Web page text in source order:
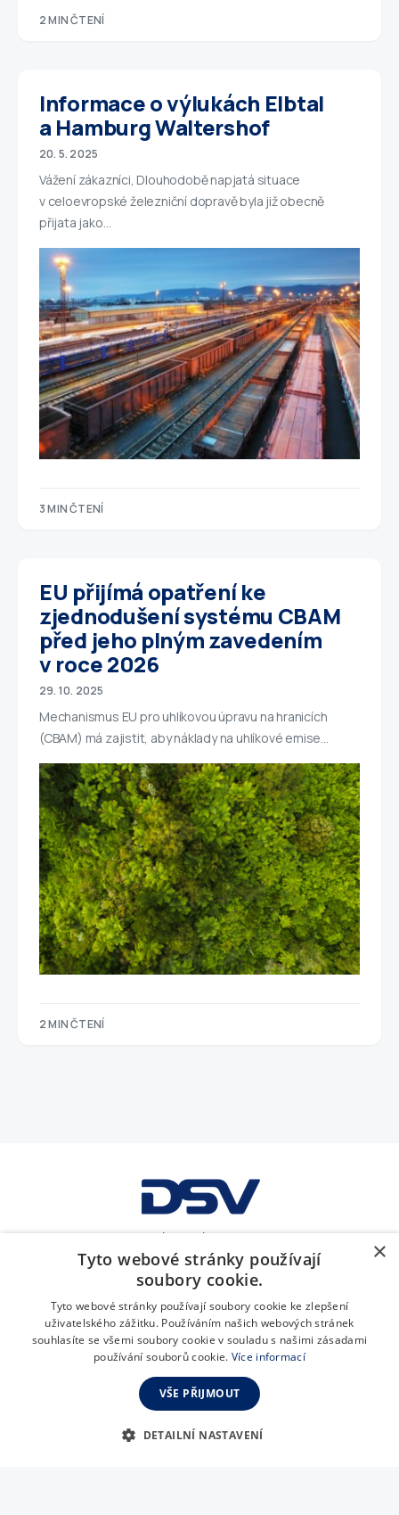
2 MIN ČTENÍ
Informace o výlukách Elbtal
a Hamburg Waltershof
20. 5. 2025
Vážení zákazníci, Dlouhodobě napjatá situace
v celoevropské železniční dopravě byla již obecně
přijata jako…
3 MIN ČTENÍ
EU přijímá opatření ke
zjednodušení systému CBAM
před jeho plným zavedením
v roce 2026
29. 10. 2025
Mechanismus EU pro uhlíkovou úpravu na hranicích
(CBAM) má zajistit, aby náklady na uhlíkové emise…
2 MIN ČTENÍ
GDPR Obchodní podmínky Soubory cookies
DSV Contract Logistics s.r.o., K Vypichu 731, 252 16 Nučice, IČO:
07254555, spisová značka: C 297762/MSPH vedená u Městského
soudu v Praze
cz.marketing@dbschenker.com
Tato stránka je chráněna pomocí Google reCAPTCHA za jejich
Privacy PolicyaTerms of Servicepodmínek.
×
Tyto webové stránky používají
soubory cookie.
Tyto webové stránky používají soubory cookie ke zlepšení
uživatelského zážitku. Používáním našich webových stránek
souhlasíte se všemi soubory cookie v souladu s našimi zásadami
používání souborů cookie. Více informací
VŠE PŘIJMOUT
DETAILNÍ NASTAVENÍ